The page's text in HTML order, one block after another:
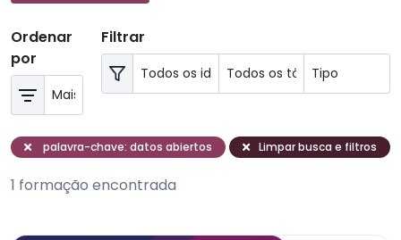
Ordenar
por
Filtrar
palavra-chave: datos abiertos Limpar busca e filtros
1 formação encontrada